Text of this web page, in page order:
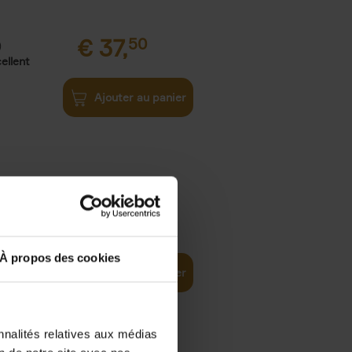
À propos des cookies
relatives aux médias
€ 37,50
Ajouter au panier
world 29,99
Ajouter au panier